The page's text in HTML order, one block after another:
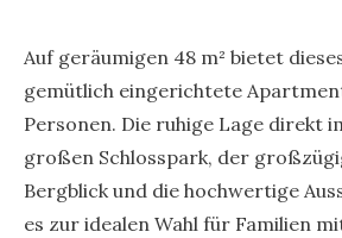
Auf geräumigen 48 m² bietet
gemütlich eingerichtete
Personen. Die ruhige Lage direkt
großen Schlosspark, der
Bergblick und die hochwertige
es zur idealen Wahl für Familien